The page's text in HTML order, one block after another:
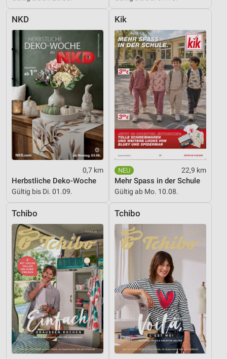
NKD
0,7 km
Herbstliche Deko-Woche
Gültig bis Di. 01.09.
Kik
22,9 km
Mehr Spass in der Schule
Gültig ab Mo. 10.08.
Tchibo Tchibo